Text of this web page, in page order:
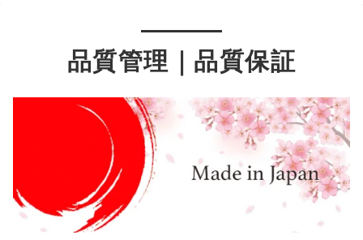
品質管理｜品質保証